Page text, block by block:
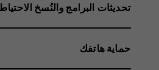
تحديثات البرامج والنُسخ
حماية هاتفك